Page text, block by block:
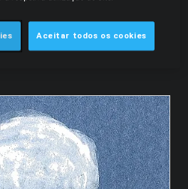
Pagamento em Duodécimos
e de Natal - Prorrogação
Aceitar todos os cookies